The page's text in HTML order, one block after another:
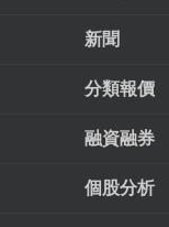
新聞
分類報價
融資融券
個股分析